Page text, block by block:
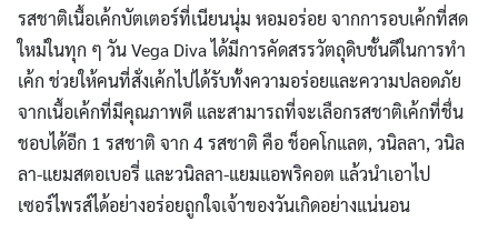
รสชาติเนื้อเค้กบัตเตอร์ที่เนียนนุ่ม หอมอร่อย จากการอบเค้กที่สด
ใหม่ในทุก ๆ วัน Vega Diva ได้มีการคัดสรรวัตถุดิบชั้นดีในการทำ
เค้ก ช่วยให้คนที่สั่งเค้กไปได้รับทั้งความอร่อยและความปลอดภัย
จากเนื้อเค้กที่มีคุณภาพดี และสามารถที่จะเลือกรสชาติเค้กที่ชื่น
ชอบได้อีก 1 รสชาติ จาก 4 รสชาติ คือ ช็อคโกแลต, วนิลลา, วนิล
ลา-แยมสตอเบอรี่ และวนิลลา-แยมแอพริคอต แล้วนำเอาไป
เซอร์ไพรส์ได้อย่างอร่อยถูกใจเจ้าของวันเกิดอย่างแน่นอน